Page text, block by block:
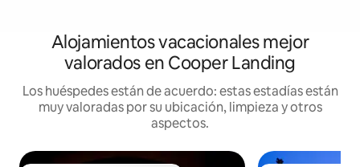
Alojamientos vacacionales mejor
valorados en Cooper Landing
Los huéspedes están de acuerdo: estas estadías están
muy valoradas por su ubicación, limpieza y otros
aspectos.